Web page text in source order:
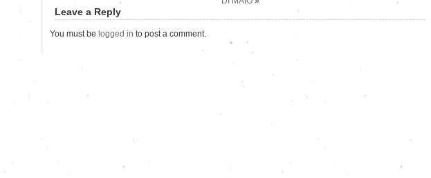
Leave a Reply
You must be logged in to post a comment.